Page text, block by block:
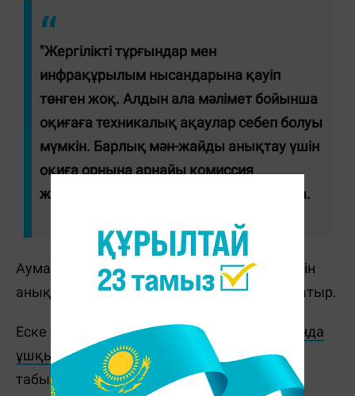
"Жергілікті тұрғындар мен
инфрақұрылым нысандарына қауіп
төнген жоқ. Алдын ала мәлімет бойынша
оқиғаға техникалық ақаулар себеп болуы
мүмкін. Барлық мән-жайды анықтау үшін
оқиға орнына арнайы комиссия
жіберілді", - деп жазылған хабарламада.
Аумақты тексеру және оқиғаның себептерін
анықтау бойынша іс-шаралар жүргізіліп жатыр.
Еске салайық, бұған дейінАқтөбе облысында
ұшқышсыз ұшу аппаратының сынықтары
табылды.